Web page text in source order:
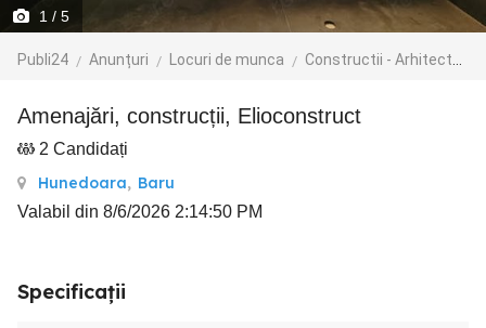
1 / 5
Publi24 Anunțuri Locuri de munca Constructii - Arhitectura - Design
Amenajări, construcții, Elioconstruct
2 Candidați
Hunedoara, Baru
Valabil din 8/6/2026 2:14:50 PM
Specificații